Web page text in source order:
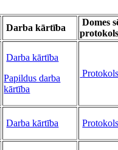
Darba kārtība
Domes
Darba kārtība
Papildus darba
kārtība
Darba kārtība